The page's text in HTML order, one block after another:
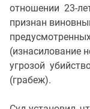
отношении 23-
признан
(изнасилование
угрозой
(грабеж).